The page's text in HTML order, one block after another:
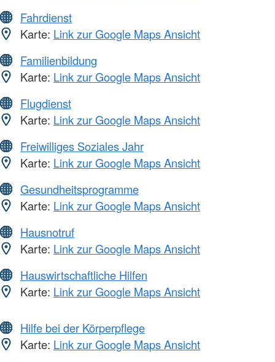
Fahrdienst
Karte: Link zur Google Maps Ansicht
Familienbildung
Karte: Link zur Google Maps Ansicht
Flugdienst
Karte: Link zur Google Maps Ansicht
Freiwilliges Soziales Jahr
Karte: Link zur Google Maps Ansicht
Gesundheitsprogramme
Karte: Link zur Google Maps Ansicht
Hausnotruf
Karte: Link zur Google Maps Ansicht
Hauswirtschaftliche Hilfen
Karte: Link zur Google Maps Ansicht
Hilfe bei der Körperpflege
Karte: Link zur Google Maps Ansicht